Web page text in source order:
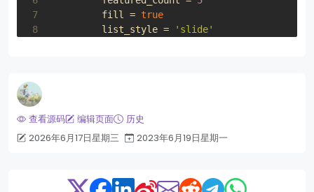
7
fill = true
8
list_style =
'slide'
查看源码 编辑页面
历史
2026年6月17日星期三
2023年6月19日星期一